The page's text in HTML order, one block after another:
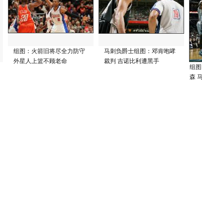
组图：火箭旧将尽全力防守
外星人上篮不顾老命
马刺负爵士组图：邓肯咆哮
裁判 吉诺比利遭黑手
组
森